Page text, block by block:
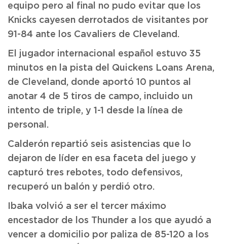
equipo pero al final no pudo evitar que los
Knicks cayesen derrotados de visitantes por
91-84 ante los Cavaliers de Cleveland.
El jugador internacional español estuvo 35
minutos en la pista del Quickens Loans Arena,
de Cleveland, donde aportó 10 puntos al
anotar 4 de 5 tiros de campo, incluido un
intento de triple, y 1-1 desde la línea de
personal.
Calderón repartió seis asistencias que lo
dejaron de líder en esa faceta del juego y
capturó tres rebotes, todo defensivos,
recuperó un balón y perdió otro.
Ibaka volvió a ser el tercer máximo
encestador de los Thunder a los que ayudó a
vencer a domicilio por paliza de 85-120 a los